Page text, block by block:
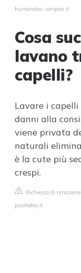
humanitas-sanpiox.it
Cosa
lavano
capelli?
Lavare i
danni alla
viene privata
naturali
è la cute più
crespi.
Richiesta di
pisatoday.it